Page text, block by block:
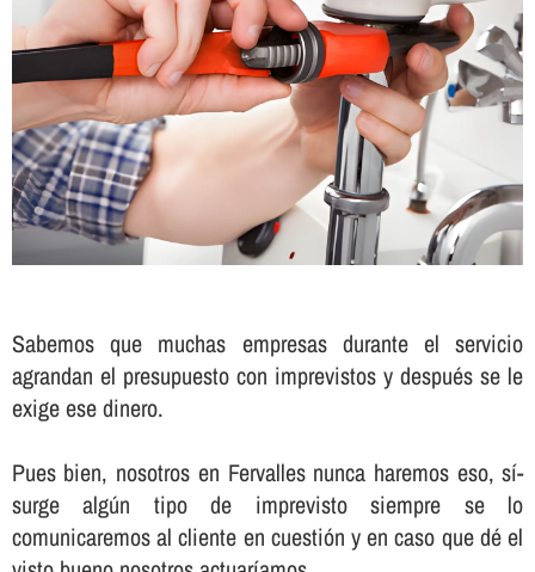
Sabemos que muchas empresas durante el servicio
agrandan el presupuesto con imprevistos y después se le
exige ese dinero.
Pues bien, nosotros en Fervalles nunca haremos eso, sí­
surge algún tipo de imprevisto siempre se lo
comunicaremos al cliente en cuestión y en caso que dé el